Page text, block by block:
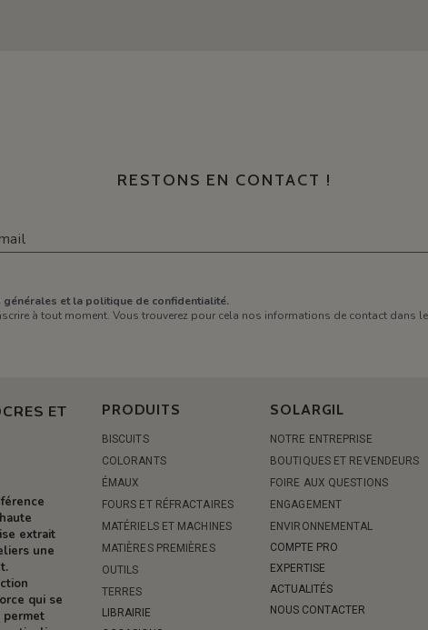
RESTONS EN CONTACT !
générales et la politique de confidentialité.
à tout moment. Vous trouverez pour cela nos informations de contact dans
ET
extrait
une
qui se
permet
PRODUITS
BISCUITS
COLORANTS
ÉMAUX
FOURS ET RÉFRACTAIRES
MATÉRIELS ET MACHINES
MATIÈRES PREMIÈRES
OUTILS
TERRES
LIBRAIRIE
SOLARGIL
NOTRE ENTREPRISE
BOUTIQUES ET REVENDEURS
FOIRE AUX QUESTIONS
ENGAGEMENT
ENVIRONNEMENTAL
COMPTE PRO
EXPERTISE
ACTUALITÉS
NOUS CONTACTER